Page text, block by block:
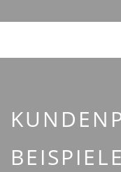
BEISPIELE